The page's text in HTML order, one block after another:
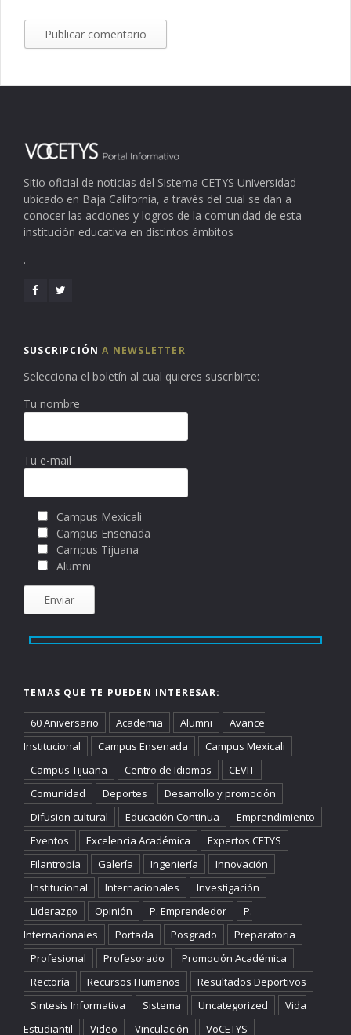
Sitio oficial de noticias del Sistema CETYS Universidad
ubicado en Baja California, a través del cual se dan a
conocer las acciones y logros de la comunidad de esta
institución educativa en distintos ámbitos
.
SUSCRIPCIÓNA NEWSLETTER
Selecciona el boletín al cual quieres suscribirte:
Tu nombre
Tu e-mail
Campus Mexicali
Campus Ensenada
Campus Tijuana
Alumni
TEMAS QUE TE PUEDEN INTERESAR:
60 Aniversario Academia Alumni
Avance
Institucional
Campus Ensenada
Campus Mexicali
Campus Tijuana
Centro de Idiomas
CEVIT
Comunidad
Deportes
Desarrollo y promoción
Difusion cultural
Educación Continua
Emprendimiento
Eventos
Excelencia Académica
Expertos CETYS
Filantropía
Galería Ingeniería
Innovación
Institucional
Internacionales
Investigación
Liderazgo
Opinión P. Emprendedor
P.
Internacionales
Portada Posgrado
Preparatoria
Profesional
Profesorado
Promoción Académica
Rectoría
Recursos Humanos
Resultados Deportivos
Sintesis Informativa
Sistema Uncategorized
Vida
Estudiantil
Video Vinculación VoCETYS